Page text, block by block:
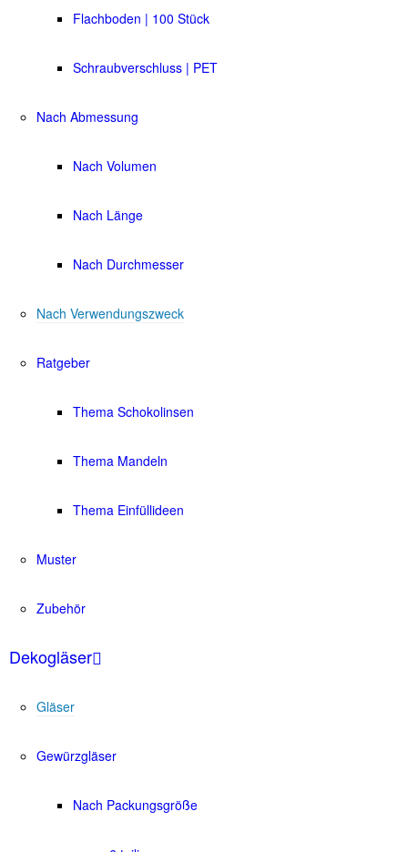
Flachboden | 100 Stück
Schraubverschluss | PET
Nach Abmessung
Nach Volumen
Nach Länge
Nach Durchmesser
Nach Verwendungszweck
Ratgeber
Thema Schokolinsen
Thema Mandeln
Thema Einfüllideen
Muster
Zubehör
Dekogläser
Gläser
Gewürzgläser
Nach Packungsgröße